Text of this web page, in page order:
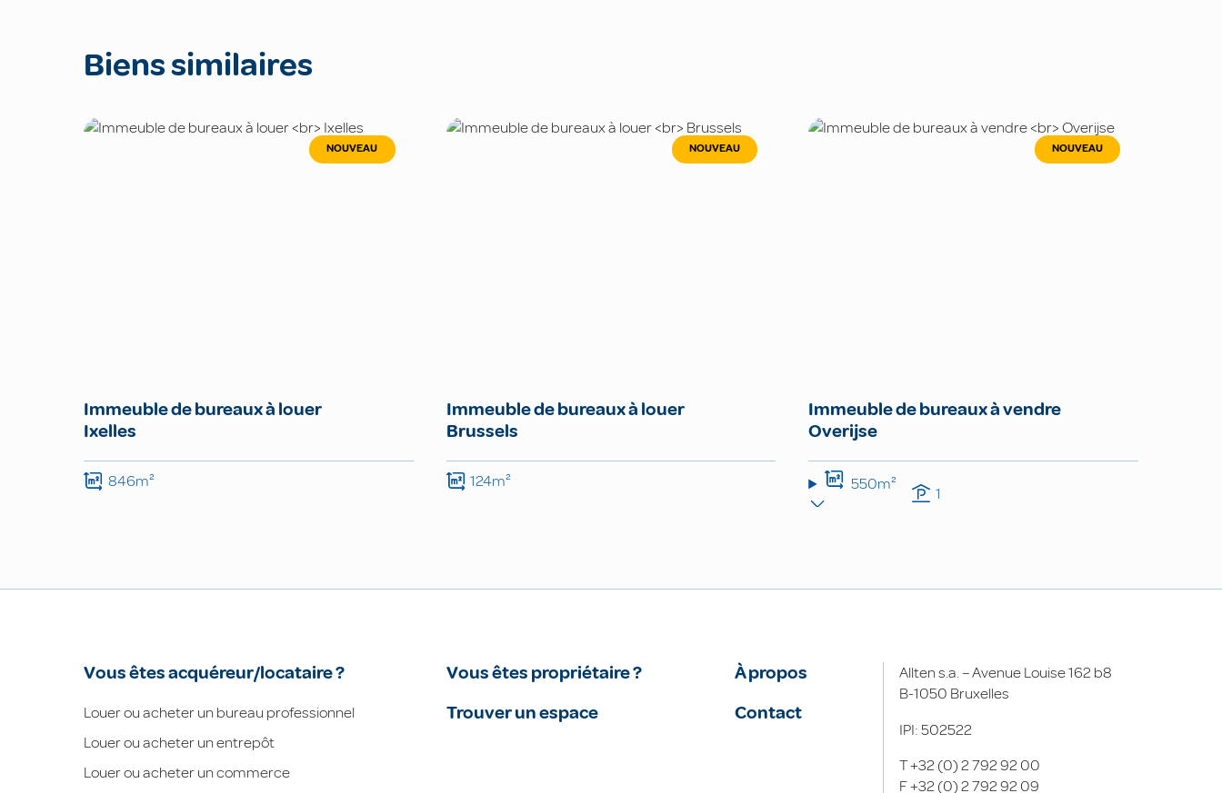
Biens similaires
NOUVEAU
Immeuble de bureaux à louer
Ixelles
846m²
NOUVEAU
Immeuble de bureaux à louer
Brussels
124m²
NOUVEAU
Immeuble de bureaux à vendre
Overijse
550m² 1
Vous êtes acquéreur/locataire ?
Louer ou acheter un bureau professionnel
Louer ou acheter un entrepôt
Louer ou acheter un commerce
Vous êtes propriétaire ?
Trouver un espace
À propos
Contact
Allten s.a. – Avenue Louise 162 b8
B-1050 Bruxelles
IPI: 502522
T+32 (0) 2 792 92 00
F+32 (0) 2 792 92 09